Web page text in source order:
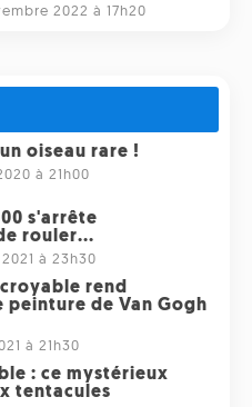
2022 à 17h20
oiseau rare !
à 21h00
s'arrête
rouler...
à 23h30
rend
peinture de Van Gogh
à 21h30
: ce mystérieux
tentacules